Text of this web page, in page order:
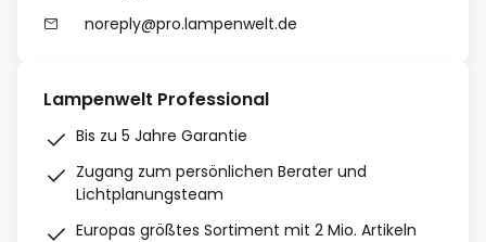
noreply@pro.lampenwelt.de
Lampenwelt Professional
Bis zu 5 Jahre Garantie
Zugang zum persönlichen Berater und
Lichtplanungsteam
Europas größtes Sortiment mit 2 Mio. Artikeln